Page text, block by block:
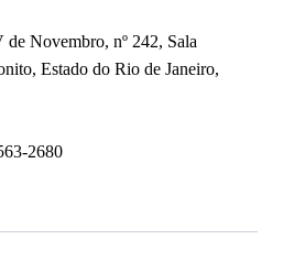
Novembro, nº 242, Sala
Estado do Rio de Janeiro,
2680